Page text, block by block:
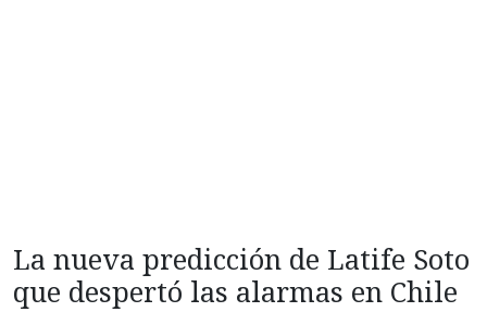
La nueva predicción de Latife Soto
que despertó las alarmas en Chile